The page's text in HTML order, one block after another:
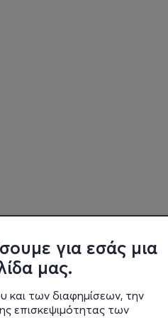
για εσάς μια
μας.
και των διαφημίσεων, την
επισκεψιμότητας των